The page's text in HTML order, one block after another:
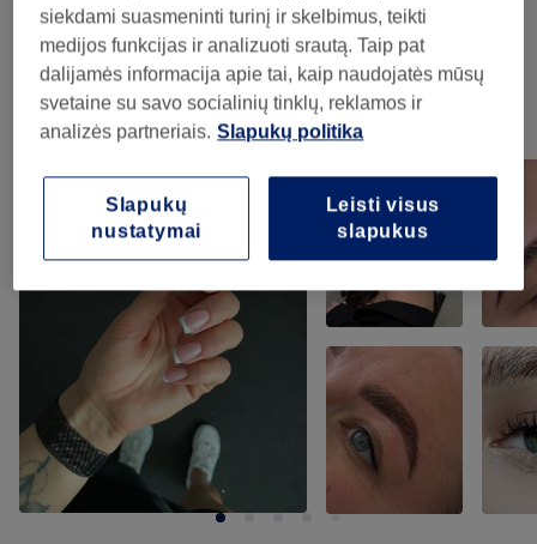
Pedikiūras (11) nuo 12€
Mūsų darbai
Norėdami peržiūrėti detales, paspauskite ant nuotraukos
siekdami suasmeninti turinį ir skelbimus, teikti
medijos funkcijas ir analizuoti srautą. Taip pat
dalijamės informacija apie tai, kaip naudojatės mūsų
svetaine su savo socialinių tinklų, reklamos ir
analizės partneriais. Slapukų politika
Leisti visus
slapukus
Slapukų
nustatymai